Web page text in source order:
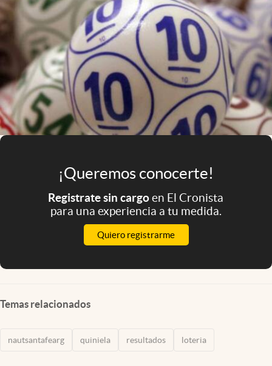
Clima
Mundial 2026
Eventos Corporativos
El Cronista Studio
Mediakit
abre en nueva pestaña
Argentina
¡Queremos conocerte!
Registrate sin cargoen El Cronista
para una experiencia a tu medida.
Quiero registrarme
Temas relacionados
nautsantafearg quiniela resultados loteria